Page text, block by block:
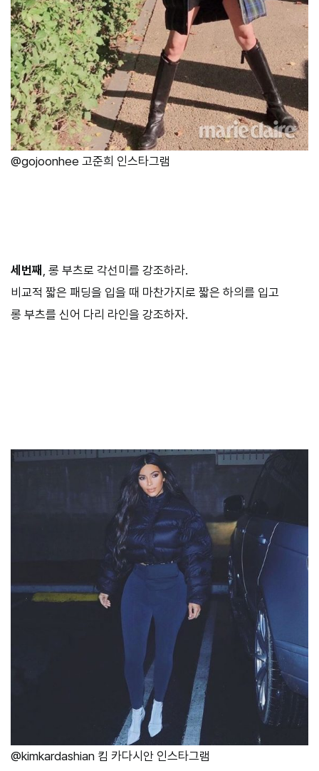
@gojoonhee 고준희 인스타그램
세번째 , 롱 부츠로 각선미를 강조하라.
비교적 짧은 패딩을 입을 때 마찬가지로 짧은 하의를 입고
롱 부츠를 신어 다리 라인을 강조하자.
@kimkardashian 킴 카다시안 인스타그램